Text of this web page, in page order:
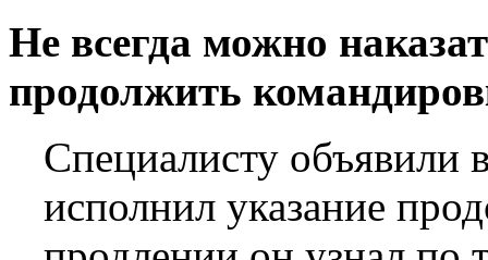
Не всегда можно
продолжить
Специалисту объявили
исполнил указание